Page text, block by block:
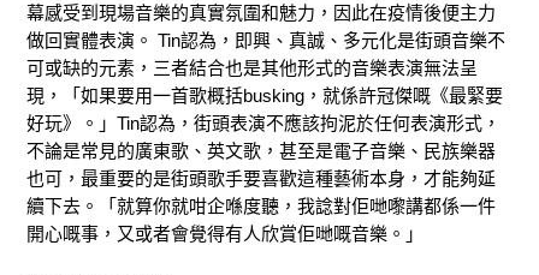
幕感受到現場音樂的真實氛圍和魅力，因此在疫情後便主力
做回實體表演。 Tin認為，即興、真誠、多元化是街頭音樂不
可或缺的元素，三者結合也是其他形式的音樂表演無法呈
現，「如果要用一首歌概括busking，就係許冠傑嘅《最緊要
好玩》。」Tin認為，街頭表演不應該拘泥於任何表演形式，
不論是常見的廣東歌、英文歌，甚至是電子音樂、民族樂器
也可，最重要的是街頭歌手要喜歡這種藝術本身，才能夠延
續下去。「就算你就咁企喺度聽，我諗對佢哋嚟講都係一件
開心嘅事，又或者會覺得有人欣賞佢哋嘅音樂。」